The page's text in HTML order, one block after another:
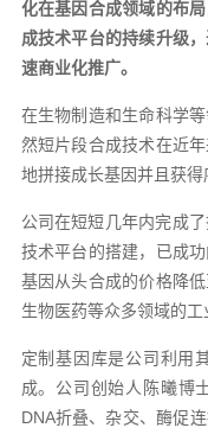
化在基因合成领域的布
成技术平台的持续升级
速商业化推广。
在生物制造和生命科学
然短片段合成技术在近
地拼接成长基因并且获得
公司在短短几年内完成
技术平台的搭建，已成
基因从头合成的价格降
生物医药等众多领域的工
定制基因库是公司利用
成。公司创始人陈曦博
DNA折叠、杂交、酶促